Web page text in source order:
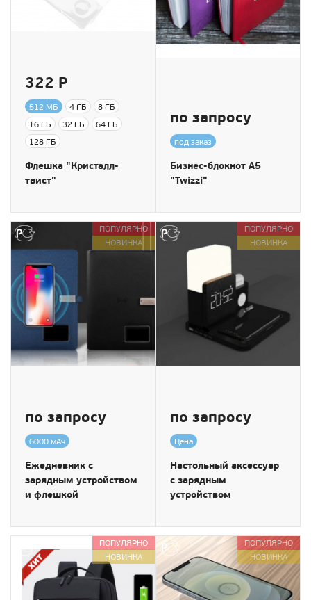
322 Р
512 МБ 4 ГБ
8 ГБ
16 ГБ
32 ГБ
64 ГБ
128 ГБ
Флешка "Кристалл-
твист"
по запросу
под заказ
Бизнес-блокнот А5
"Twizzi"
ПОПУЛЯРНО
НОВИНКА
по запросу
6000 мАч
Ежедневник с
зарядным устройством
и флешкой
ПОПУЛЯРНО
НОВИНКА
по запросу
Цена
Настольный аксессуар
с зарядным
устройством
ПОПУЛЯРНО
НОВИНКА
ПОПУЛЯРНО
НОВИНКА